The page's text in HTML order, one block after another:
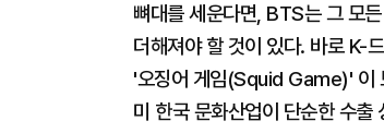
뼈대를 세운다면, BTS는 그 모
더해져야 할 것이 있다. 바로 K-
'오징어 게임(Squid Game)' 이
미 한국 문화산업이 단순한 수출